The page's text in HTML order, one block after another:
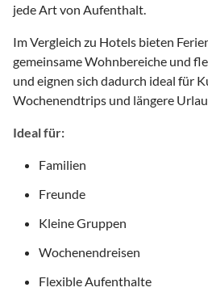
jede Art von Aufenthalt.
Im Vergleich zu Hotels bieten
gemeinsame Wohnbereiche und
und eignen sich dadurch ideal für
Wochenendtrips und längere
Ideal für:
Familien
Freunde
Kleine Gruppen
Wochenendreisen
Flexible Aufenthalte